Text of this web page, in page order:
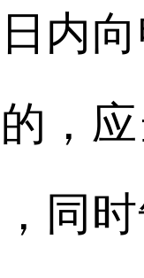
内
，
同